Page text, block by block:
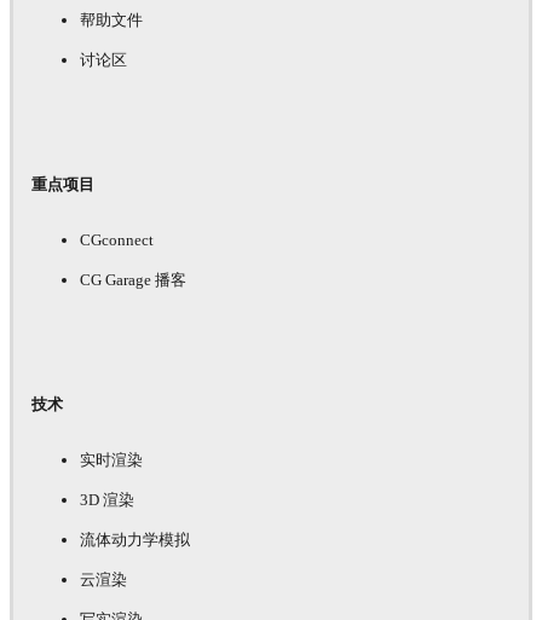
帮助文件
讨论区
重点项目
CGconnect
CG Garage 播客
技术
实时渲染
3D 渲染
流体动力学模拟
云渲染